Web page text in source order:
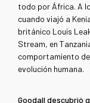
todo por África. A
cuando viajó a
británico Louis
Stream, en
comportamiento
evolución humana.
Goodall descubrió